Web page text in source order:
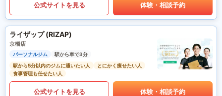
公式サイトを見る 体験・相談予約
ライザップ (RIZAP)
京橋店
パーソナルジム
駅から車で3分
駅から5分以内のジムに通いたい人
とにかく痩せたい人
食事管理も任せたい人
公式サイトを見る 体験・相談予約